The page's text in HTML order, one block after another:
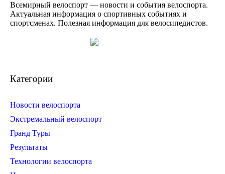
Всемирный велоспорт — новости и события велоспорта.
Актуальная информация о спортивных событиях и
спортсменах. Полезная информация для велосипедистов.
Категории
Новости велоспорта
Экстремальный велоспорт
Гранд Туры
Результаты
Технологии велоспорта